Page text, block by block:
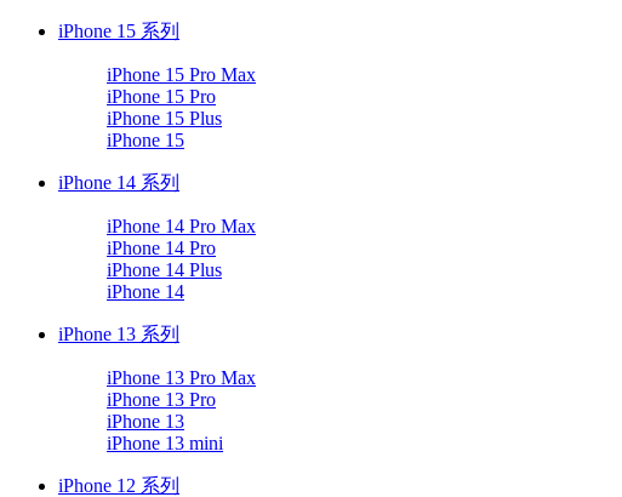
iPhone 15 系列
iPhone 15 Pro Max
iPhone 15 Pro
iPhone 15 Plus
iPhone 15
iPhone 14 系列
iPhone 14 Pro Max
iPhone 14 Pro
iPhone 14 Plus
iPhone 14
iPhone 13 系列
iPhone 13 Pro Max
iPhone 13 Pro
iPhone 13
iPhone 13 mini
iPhone 12 系列